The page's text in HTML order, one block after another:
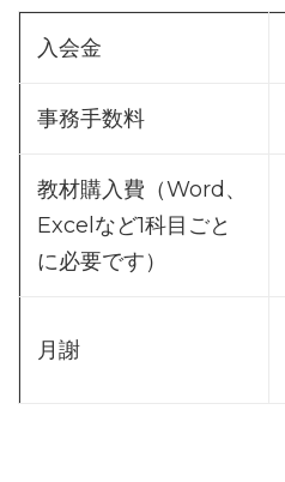
入会金
事務手数料
教材購入費（Word、
Excelなど1科目ごと
に必要です）
月謝